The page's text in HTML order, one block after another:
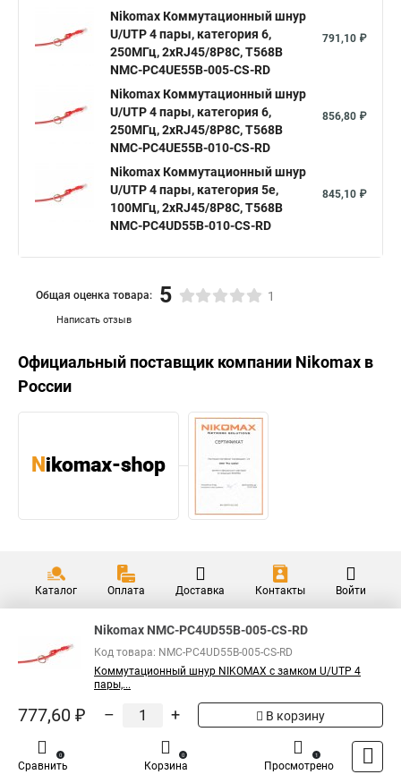
Nikomax Коммутационный шнур
U/UTP 4 пары, категория 6,
250МГц, 2хRJ45/8P8C, T568B
NMC-PC4UE55B-005-CS-RD
791,10 ₽
Nikomax Коммутационный шнур
U/UTP 4 пары, категория 6,
250МГц, 2хRJ45/8P8C, T568B
NMC-PC4UE55B-010-CS-RD
856,80 ₽
Nikomax Коммутационный шнур
U/UTP 4 пары, категория 5е,
100МГц, 2хRJ45/8P8C, T568B
NMC-PC4UD55B-010-CS-RD
845,10 ₽
Написать отзыв
Общая оценка товара: 5 1
Официальный поставщик компании Nikomax в
России
Каталог Оплата Доставка Контакты Войти
Nikomax NMC-PC4UD55B-005-CS-RD
Код товара: NMC-PC4UD55B-005-CS-RD
Коммутационный шнур NIKOMAX с замком U/UTP 4
пары,...
777,60 ₽ – + В корзину
Сравнить
0
Корзина
0
Просмотрено
1